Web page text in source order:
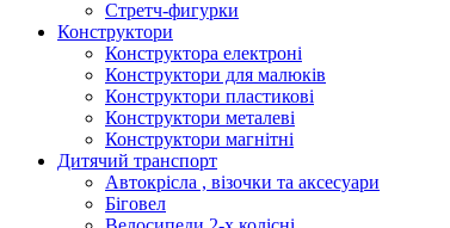
Стретч-фигурки
Конструктори
Конструктора електроні
Конструктори для малюків
Конструктори пластикові
Конструктори металеві
Конструктори магнітні
Дитячий транспорт
Автокрісла , візочки та аксесуари
Біговел